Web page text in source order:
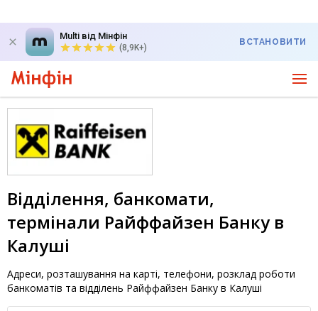
Multi від Мінфін
(8,9K+)
ВСТАНОВИТИ
Відділення, банкомати,
термінали Райффайзен Банку в
Калуші
Адреси, розташування на карті, телефони, розклад роботи
банкоматів та відділень Райффайзен Банку в Калуші